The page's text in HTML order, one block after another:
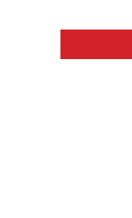
©